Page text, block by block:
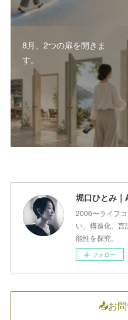
8月、2つの扉を開きま
す。
堀口ひとみ
2006〜ライフ
い、構造化、
能性を探究。
フォロー
📤お